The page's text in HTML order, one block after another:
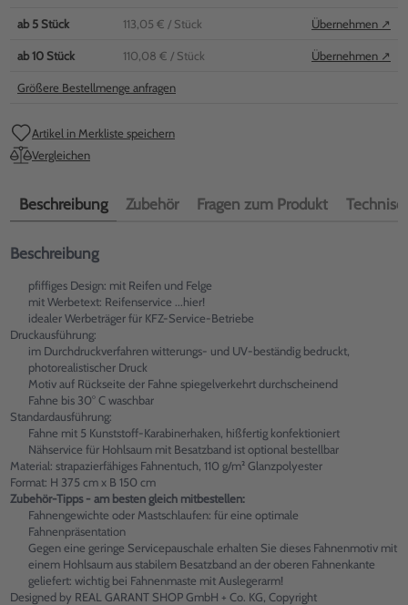
ab 5 Stück 113,05 € / Stück Übernehmen ↗
ab10 Stück 110,08 € / Stück Übernehmen ↗
Größere Bestellmenge anfragen
Artikel in Merkliste speichern
Vergleichen
Beschreibung Zubehör Fragen zum Produkt
Beschreibung
pfiffiges Design: mit Reifen und Felge
mit Werbetext: Reifenservice ...hier!
idealer Werbeträger für KFZ-Service-Betriebe
Druckausführung:
im Durchdruckverfahren witterungs- und UV-beständig bedruckt,
photorealistischer Druck
Motiv auf Rückseite der Fahne spiegelverkehrt durchscheinend
Fahne bis 30° C waschbar
Standardausführung:
Fahne mit 5 Kunststoff-Karabinerhaken, hißfertig konfektioniert
Nähservice für Hohlsaum mit Besatzband ist optional bestellbar
Material: strapazierfähiges Fahnentuch, 110 g/m² Glanzpolyester
Format: H 375 cm x B 150 cm
Zubehör-Tipps - am besten gleich mitbestellen:
Fahnengewichte oder Mastschlaufen: für eine optimale
Fahnenpräsentation
Gegen eine geringe Servicepauschale erhalten Sie dieses Fahnenmotiv mit
einem Hohlsaum aus stabilem Besatzband an der oberen Fahnenkante
geliefert: wichtig bei Fahnenmaste mit Auslegerarm!
Designed by REAL GARANT SHOP GmbH + Co. KG, Copyright